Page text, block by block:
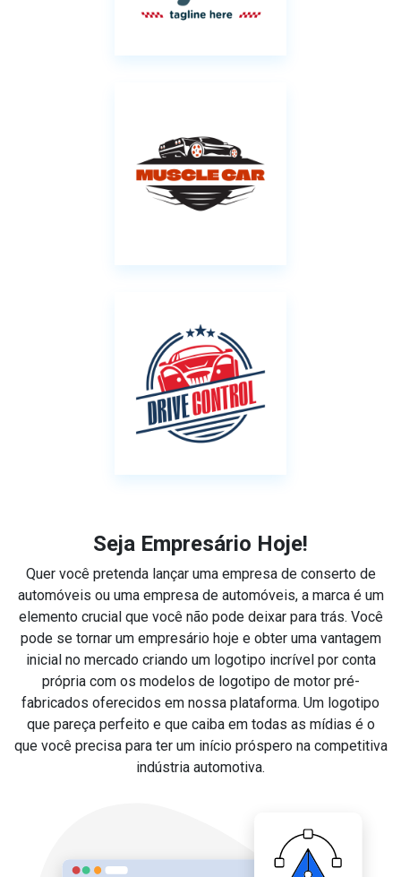
Seja Empresário Hoje!
Quer você pretenda lançar uma empresa de conserto de
automóveis ou uma empresa de automóveis, a marca é um
elemento crucial que você não pode deixar para trás. Você
pode se tornar um empresário hoje e obter uma vantagem
inicial no mercado criando um logotipo incrível por conta
própria com os modelos de logotipo de motor pré-
fabricados oferecidos em nossa plataforma. Um logotipo
que pareça perfeito e que caiba em todas as mídias é o
que você precisa para ter um início próspero na competitiva
indústria automotiva.